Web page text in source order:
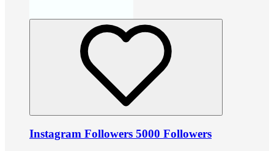
Instagram Followers 5000 Followers